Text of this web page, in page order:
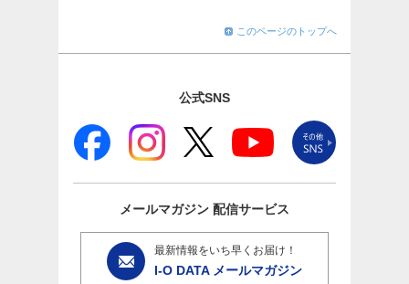
このページのトップへ
公式SNS
メールマガジン 配信サービス
最新情報をいち早くお届け！
I-O DATA メールマガジン